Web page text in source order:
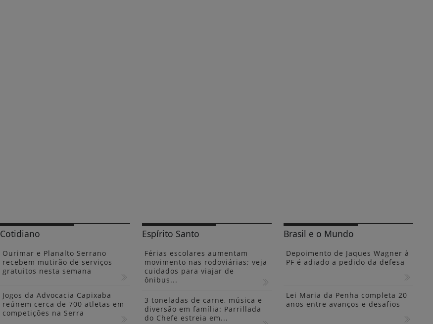
Cotidiano
Ourimar e Planalto Serrano
recebem mutirão de serviços
gratuitos nesta semana
Jogos da Advocacia Capixaba
reúnem cerca de 700 atletas em
competições na Serra
Espírito Santo
Férias escolares aumentam
movimento nas rodoviárias; veja
cuidados para viajar de
ônibus...
3 toneladas de carne, música e
diversão em família: Parrillada
do Chefe estreia em...
Brasil e o Mundo
Depoimento de Jaques Wagner à
PF é adiado a pedido da defesa
Lei Maria da Penha completa 20
anos entre avanços e desafios